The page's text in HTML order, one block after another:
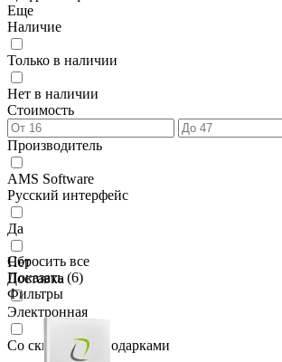
Еще
Наличие
Только в наличии
Нет в наличии
Стоимость
Производитель
AMS Software
Русский интерфейс
Да
Нет
Доставка
Электронная
Со скидками и подарками
Сбросить все
Показать (6)
Фильтры